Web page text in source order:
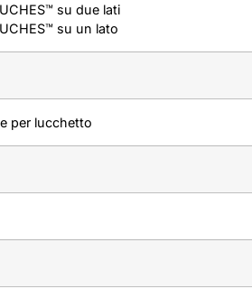
su due lati
su un lato
per lucchetto